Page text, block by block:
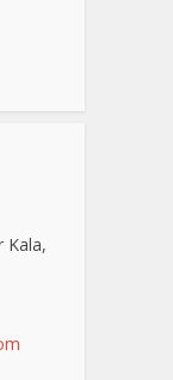
Kala,